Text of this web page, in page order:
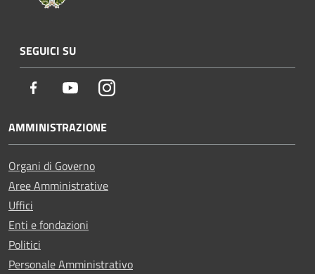
SEGUICI SU
Facebook YoutubeInstagram
AMMINISTRAZIONE
Organi di Governo
Aree Amministrative
Uffici
Enti e fondazioni
Politici
Personale Amministrativo